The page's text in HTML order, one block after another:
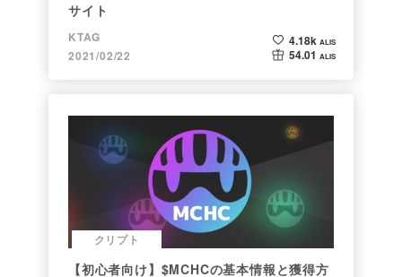
サイト
KTAG
2021/02/22
4.18k ALIS
54.01 ALIS
クリプト
【初心者向け】$MCHCの基本情報と獲得方